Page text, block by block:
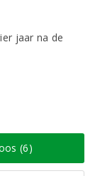
jaar na de
(6)